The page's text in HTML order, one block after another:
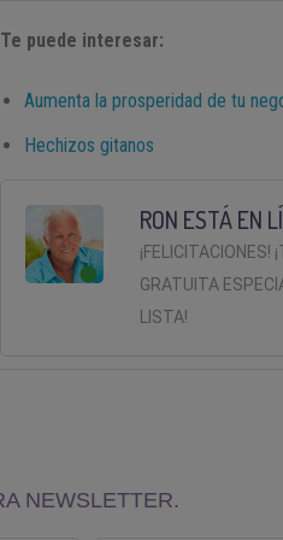
Te puede interesar:
Aumenta la prosperidad de tu
Hechizos gitanos
RON ESTÁ EN
¡FELICITACIONES!
GRATUITA
LISTA!